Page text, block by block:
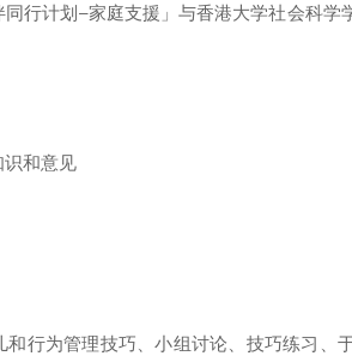
行计划–家庭支援」与香港大学社会科学
和意见
行为管理技巧、小组讨论、技巧练习、